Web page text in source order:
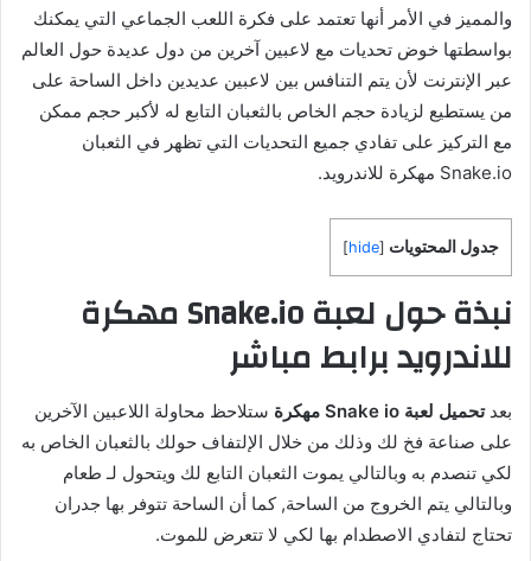
والمميز في الأمر أنها تعتمد على فكرة اللعب الجماعي التي يمكنك
بواسطتها خوض تحديات مع لاعبين آخرين من دول عديدة حول العالم
عبر الإنترنت لأن يتم التنافس بين لاعبين عديدين داخل الساحة على
من يستطيع لزيادة حجم الخاص بالثعبان التابع له لأكبر حجم ممكن
مع التركيز على تفادي جميع التحديات التي تظهر في الثعبان
Snake.io مهكرة للاندرويد.
جدول المحتويات [
hide
]
نبذة حول لعبة Snake.io مهكرة
للاندرويد برابط مباشر
بعدتحميل لعبة Snake io مهكرة
ستلاحظ محاولة اللاعبين الآخرين
على صناعة فخ لك وذلك من خلال الإلتفاف حولك بالثعبان الخاص به
لكي تنصدم به وبالتالي يموت الثعبان التابع لك ويتحول لـ طعام
وبالتالي يتم الخروج من الساحة, كما أن الساحة تتوفر بها جدران
تحتاج لتفادي الاصطدام بها لكي لا تتعرض للموت.